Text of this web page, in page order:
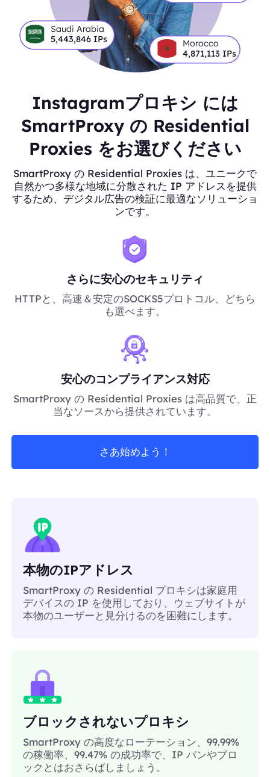
Saudi Arabia
5,443,846 IPs
Morocco
4,871,113 IPs
Instagramプロキシ には
SmartProxy の Residential
Proxies をお選びください
SmartProxy の Residential Proxies は、ユニークで
自然かつ多様な地域に分散された IP アドレスを提供
するため、デジタル広告の検証に最適なソリューショ
ンです。
さらに安心のセキュリティ
HTTPと、高速＆安定のSOCKS5プロトコル、どちら
も選べます。
安心のコンプライアンス対応
SmartProxy の Residential Proxies は高品質で、正
当なソースから提供されています。
さあ始めよう！
本物のIPアドレス
SmartProxy の Residential プロキシは家庭用
デバイスの IP を使用しており、ウェブサイトが
本物のユーザーと見分けるのを困難にします。
ブロックされないプロキシ
SmartProxy の高度なローテーション、99.99%
の稼働率、99.47% の成功率で、IP バンやブロ
ックとはおさらばしましょう。